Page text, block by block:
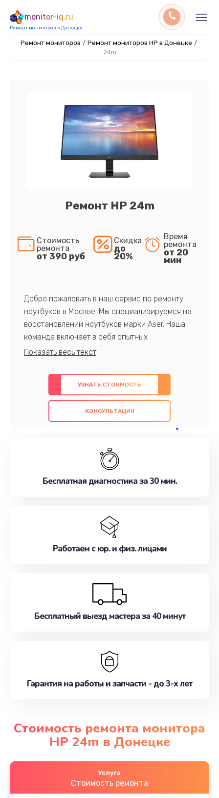
monitor-iq.ru
Ремонт мониторов в Донецке
Ремонт мониторов / Ремонт мониторов HP в Донецке /
24m
Ремонт HP 24m
Стоимость
ремонта
от 390 руб
Скидка
до
20%
Время
ремонта
от 20
мин
Добро пожаловать в наш сервис по ремонту
ноутбуков в Москве. Мы специализируемся на
восстановлении ноутбуков марки Aser. Наша
команда включает в себя опытных
профессионалов с обширными знаниями и
предлагаем быстрый и качественный ремонт с
использованием оригинальных компонентов, а
также гарантируем качество всех
проведенных работ. Наша цель - предоставить
наилучшим образом. Не медлите записаться на
УЗНАТЬ СТОИМОСТЬ
КОНСУЛЬТАЦИЯ
Бесплатная диагностика за 30 мин.
Работаем с юр. и физ. лицами
Бесплатный выезд мастера за 40 минут
Гарантия на работы и запчасти - до 3-х лет
Стоимость ремонта монитора
HP 24m в Донецке
Услуга
Стоимость ремонта